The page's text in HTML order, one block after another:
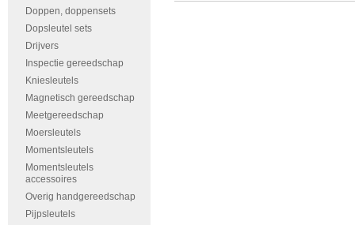
Doppen, doppensets
Dopsleutel sets
Drijvers
Inspectie gereedschap
Kniesleutels
Magnetisch gereedschap
Meetgereedschap
Moersleutels
Momentsleutels
Momentsleutels
accessoires
Overig handgereedschap
Pijpsleutels